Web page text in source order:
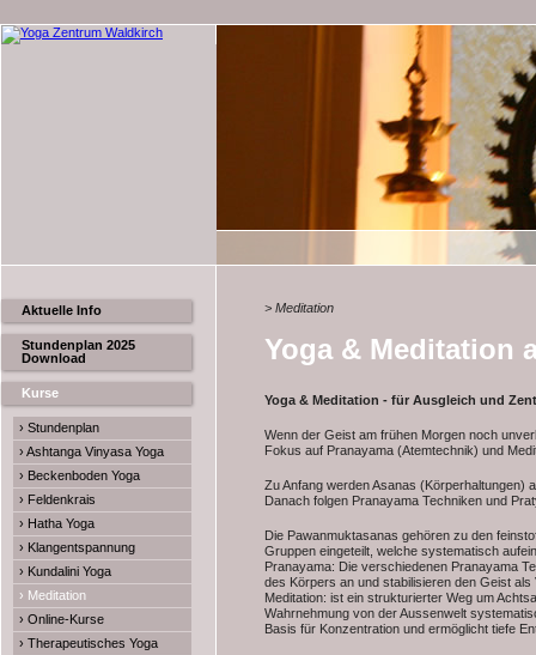
> Meditation
Yoga & Meditation
Yoga & Meditation - für Ausgleich und
Wenn der Geist am frühen Morgen noch
Fokus auf Pranayama (Atemtechnik) und
Zu Anfang werden Asanas (Körperhaltungen)
Danach folgen Pranayama Techniken und
Die Pawanmuktasanas gehören zu den
Gruppen eingeteilt, welche systematisch
Pranayama: Die verschiedenen Pranayama
des Körpers an und stabilisieren den Geist als
Meditation: ist ein strukturierter Weg um
Wahrnehmung von der Aussenwelt
Basis für Konzentration und ermöglicht tiefe
Aktuelle Info
Stundenplan 2025
Download
Kurse
› Stundenplan
› Ashtanga Vinyasa Yoga
› Beckenboden Yoga
› Feldenkrais
› Hatha Yoga
› Klangentspannung
› Kundalini Yoga
› Meditation
› Online-Kurse
› Therapeutisches Yoga